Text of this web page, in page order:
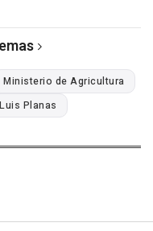
Ministerio de Agricultura
Luis Planas